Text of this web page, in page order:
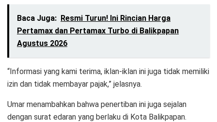
Baca Juga: Resmi Turun! Ini Rincian Harga
Pertamax dan Pertamax Turbo di Balikpapan
Agustus 2026
“Informasi yang kami terima, iklan-iklan ini juga tidak memiliki
izin dan tidak membayar pajak,” jelasnya.
Umar menambahkan bahwa penertiban ini juga sejalan
dengan surat edaran yang berlaku di Kota Balikpapan.